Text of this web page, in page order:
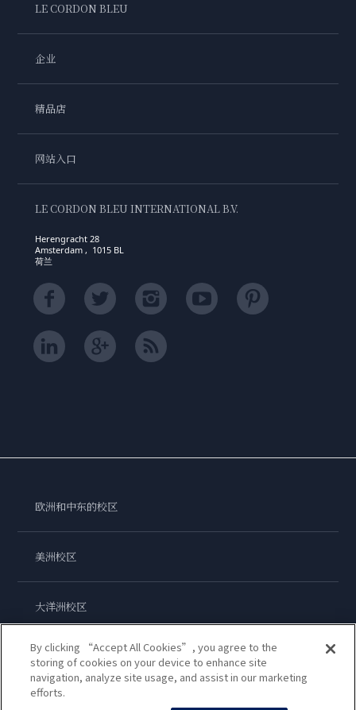
LE CORDON BLEU
企业
精品店
网站入口
LE CORDON BLEU INTERNATIONAL B.V.
Herengracht 28
Amsterdam , 1015 BL
荷兰
欧洲和中东的校区
美洲校区
大洋洲校区
亚洲校区
By clicking “Accept All Cookies”, you agree to the
storing of cookies on your device to enhance site
navigation, analyze site usage, and assist in our marketing
efforts.